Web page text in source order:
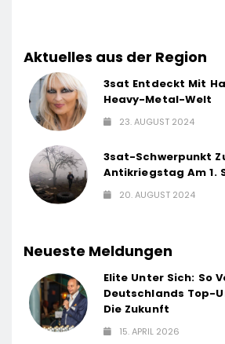
Aktuelles aus der Region
3sat Entdeckt Mit
Heavy-Metal-Welt
23. AUGUST 2024
3sat-Schwerpunkt
Antikriegstag Am 1.
20. AUGUST 2024
Neueste Meldungen
Elite Unter Sich: So
Deutschlands Top-
Die Zukunft
15. APRIL 2026